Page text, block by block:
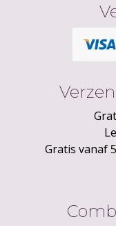
Gratis vanaf